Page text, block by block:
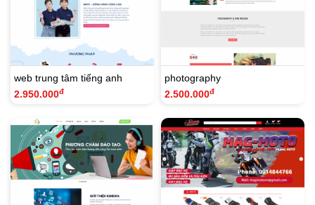
web trung tâm tiếng anh
2.950.000đ
photography
2.500.000đ